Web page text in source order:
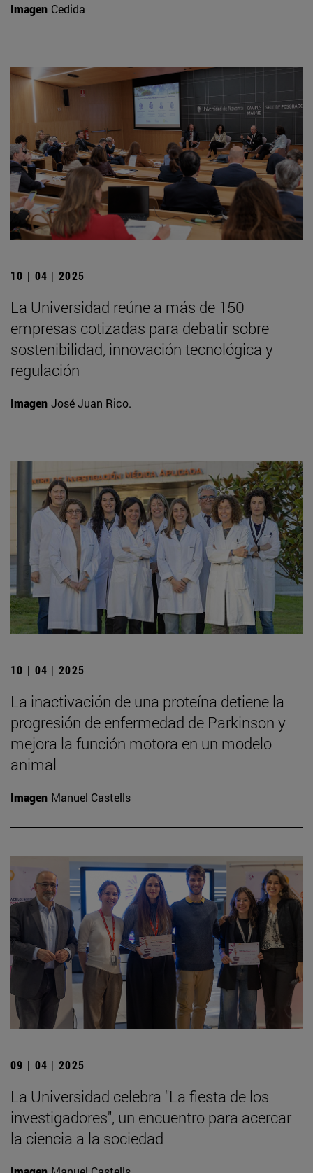
Imagen Cedida
10 | 04 | 2025
La Universidad reúne a más de 150
empresas cotizadas para debatir sobre
sostenibilidad, innovación tecnológica y
regulación
Imagen José Juan Rico.
10 | 04 | 2025
La inactivación de una proteína detiene la
progresión de enfermedad de Parkinson y
mejora la función motora en un modelo
animal
Imagen Manuel Castells
09 | 04 | 2025
La Universidad celebra "La fiesta de los
investigadores", un encuentro para acercar
la ciencia a la sociedad